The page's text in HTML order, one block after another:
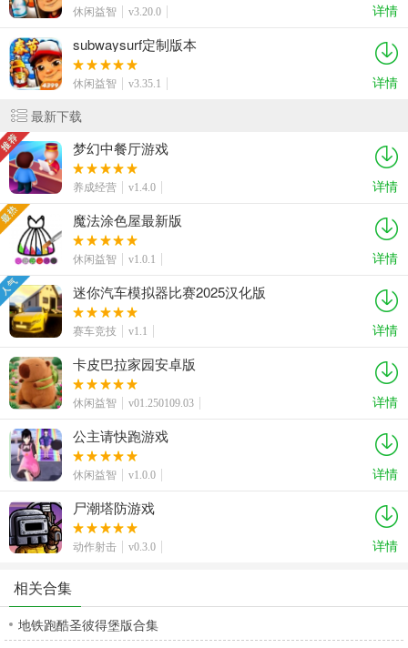
休闲益智 v3.20.0 详情
subwaysurf定制版本
休闲益智 v3.35.1
详情
最新下载
梦幻中餐厅游戏
养成经营 v1.4.0 详情
魔法涂色屋最新版
休闲益智 v1.0.1 详情
迷你汽车模拟器比赛2025汉化版
赛车竞技 v1.1 详情
卡皮巴拉家园安卓版
休闲益智 v01.250109.03 详情
公主请快跑游戏
休闲益智 v1.0.0 详情
尸潮塔防游戏
动作射击 v0.3.0 详情
相关合集
地铁跑酷圣彼得堡版合集